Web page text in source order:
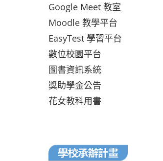
Google Meet 教室
Moodle 教學平台
EasyTest 學習平台
數位校園平台
圖書資訊系統
獎助學金公告
花女教科用書